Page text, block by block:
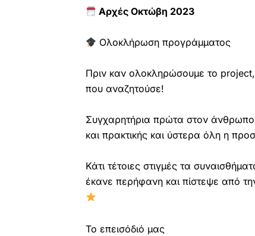
Αρχές Οκτώβη 2023
Ολοκλήρωση προγράμματος
Πριν καν ολοκληρώσουμε το
που αναζητούσε!
Συγχαρητήρια πρώτα στον
και πρακτικής και ύστερα όλη η
Κάτι τέτοιες στιγμές τα
έκανε περήφανη και πίστεψε από
Το επεισόδιό μας